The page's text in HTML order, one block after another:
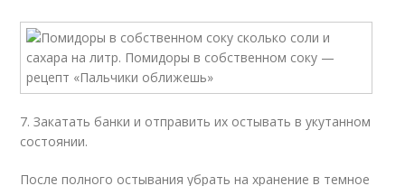
7. Закатать банки и отправить их остывать в укутанном
состоянии.
После полного остывания убрать на хранение в темное